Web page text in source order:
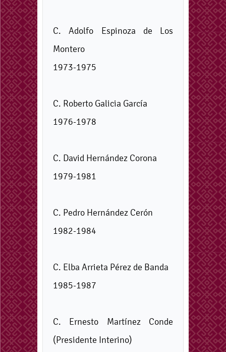
C. Adolfo Espinoza de Los
Montero
1973-1975
C. Roberto Galicia García
1976-1978
C. David Hernández Corona
1979-1981
C. Pedro Hernández Cerón
1982-1984
C. Elba Arrieta Pérez de Banda
1985-1987
C. Ernesto Martínez Conde
(Presidente Interino)